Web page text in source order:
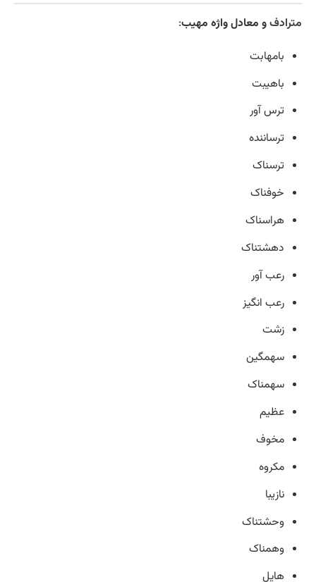
مترادفو معادل واژه مهیب:
بامهابت
باهیبت
ترس آور
ترساننده
ترسناک
خوفناک
هراسناک
دهشتناک
رعب آور
رعب انگیز
زشت
سهمگین
سهمناک
عظیم
مخوف
مکروه
نازیبا
وحشتناک
وهمناک
هایل